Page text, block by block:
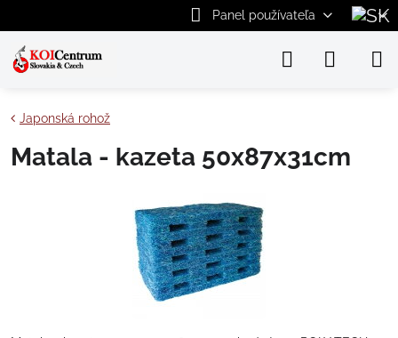
Panel používateľa
Japonská rohož
Matala - kazeta 50x87x31cm